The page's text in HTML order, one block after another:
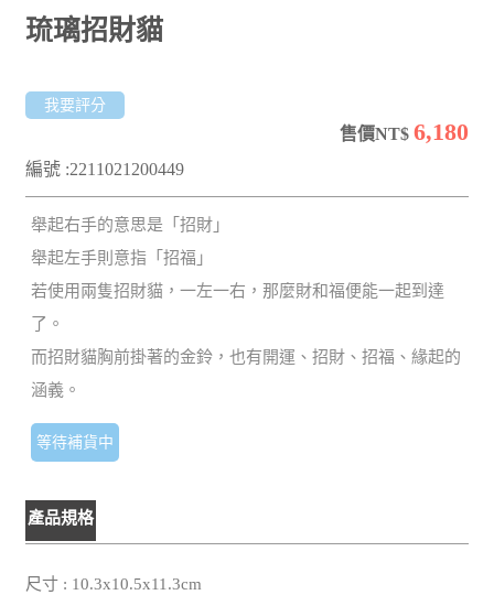
琉璃招財貓
我要評分
售價NT$ 6,180
編號 :2211021200449
舉起右手的意思是「招財」
舉起左手則意指「招福」
若使用兩隻招財貓，一左一右，那麼財和福便能一起到達
了。
而招財貓胸前掛著的金鈴，也有開運、招財、招福、緣起的
涵義。
等待補貨中
產品規格
尺寸 : 10.3x10.5x11.3cm